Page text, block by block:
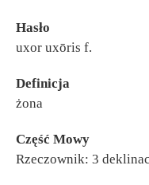
Hasło
uxor uxōris f.
Definicja
żona
Część Mowy
Rzeczownik: 3